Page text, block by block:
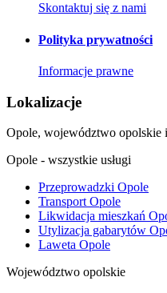
Skontaktuj się z nami
Polityka prywatności
Informacje prawne
Lokalizacje
Opole, województwo opolskie
Opole - wszystkie usługi
Przeprowadzki Opole
Transport Opole
Likwidacja mieszkań
Utylizacja gabarytów
Laweta Opole
Województwo opolskie